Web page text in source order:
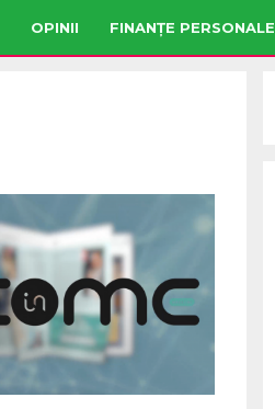
OPINII FINANȚE PERSONALE